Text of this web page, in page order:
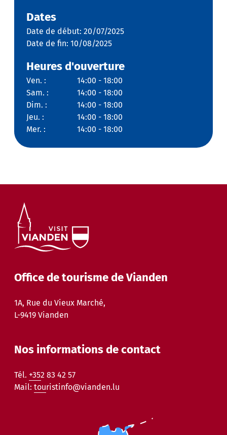
Dates
Date de début: 20/07/2025
Date de fin: 10/08/2025
Heures d'ouverture
Ven. :
14:00 - 18:00
Sam. :
14:00 - 18:00
Dim. :
14:00 - 18:00
Jeu. :
14:00 - 18:00
Mer. :
14:00 - 18:00
Office de tourisme de Vianden
1A, Rue du Vieux Marché,
L-9419 Vianden
Nos informations de contact
Tél. +352 83 42 57
Mail: touristinfo@vianden.lu